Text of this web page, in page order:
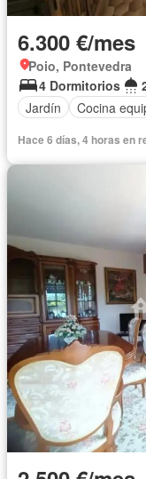
6.300 €/mes
Poio, Pontevedra
4 Dormitorios
Jardín
Cocina
Hace 6 días, 4 horas en